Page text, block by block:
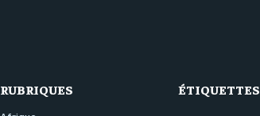
RUBRIQUES ÉTIQUETTES